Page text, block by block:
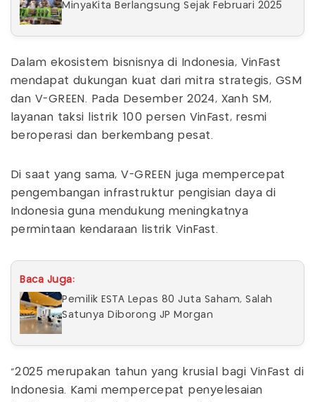
MinyaKita Berlangsung Sejak Februari 2025
Dalam ekosistem bisnisnya di Indonesia, VinFast
mendapat dukungan kuat dari mitra strategis, GSM
dan V-GREEN. Pada Desember 2024, Xanh SM,
layanan taksi listrik 100 persen VinFast, resmi
beroperasi dan berkembang pesat.
Di saat yang sama, V-GREEN juga mempercepat
pengembangan infrastruktur pengisian daya di
Indonesia guna mendukung meningkatnya
permintaan kendaraan listrik VinFast.
Baca Juga:
Pemilik ESTA Lepas 80 Juta Saham, Salah
Satunya Diborong JP Morgan
"2025 merupakan tahun yang krusial bagi VinFast di
Indonesia. Kami mempercepat penyelesaian